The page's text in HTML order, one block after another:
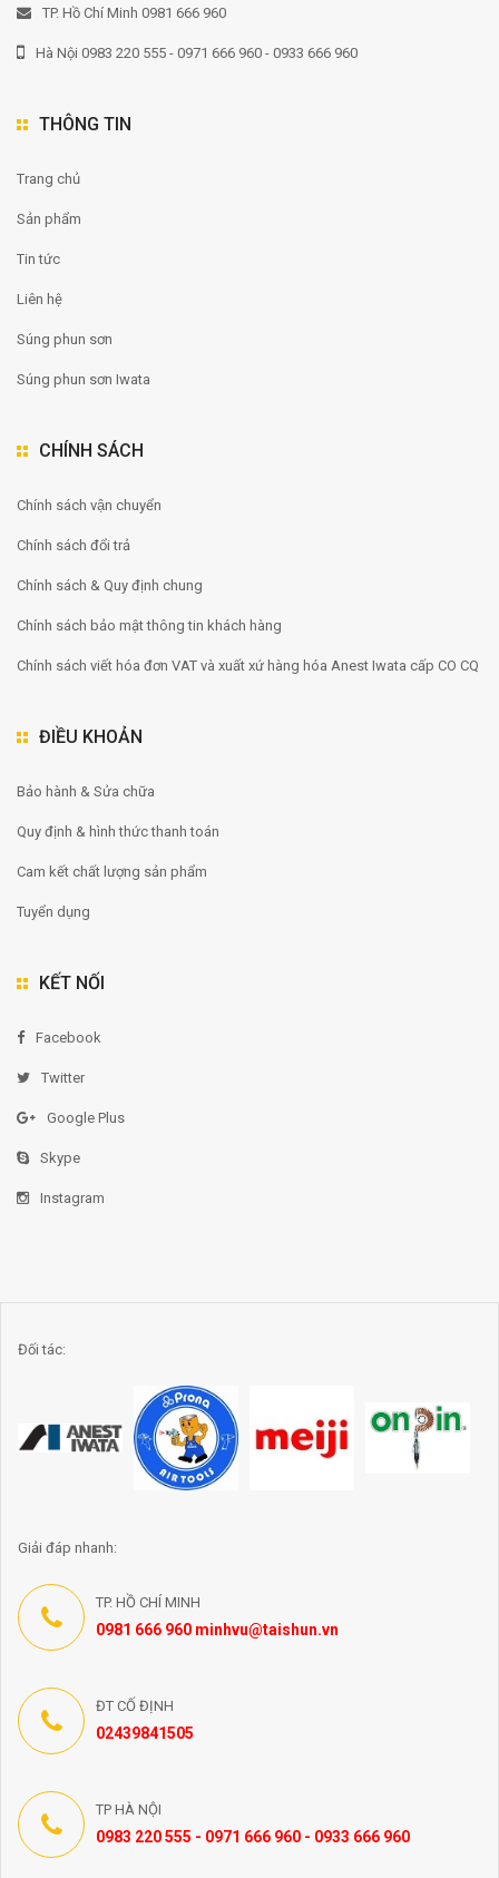
TP. Hồ Chí Minh 0981 666 960
Hà Nội 0983 220 555 - 0971 666 960 - 0933 666 960
THÔNG TIN
Trang chủ
Sản phẩm
Tin tức
Liên hệ
Súng phun sơn
Súng phun sơn Iwata
CHÍNH SÁCH
Chính sách vận chuyển
Chính sách đổi trả
Chính sách & Quy định chung
Chính sách bảo mật thông tin khách hàng
Chính sách viết hóa đơn VAT và xuất xứ hàng hóa Anest Iwata cấp CO CQ
ĐIỀU KHOẢN
Bảo hành & Sửa chữa
Quy định & hình thức thanh toán
Cam kết chất lượng sản phẩm
Tuyển dụng
KẾT NỐI
Facebook
Twitter
Google Plus
Skype
Instagram
Đối tác:
Giải đáp nhanh:
TP. HỒ CHÍ MINH
0981 666 960 minhvu@taishun.vn
ĐT CỐ ĐỊNH
02439841505
TP HÀ NỘI
0983 220 555 - 0971 666 960 - 0933 666 960